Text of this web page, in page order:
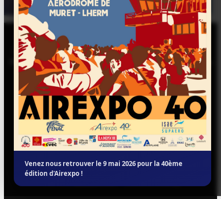
Venez nous retrouver le 9 mai 2026 pour la 40ème
édition d'Airexpo !
Créé en 1987 par deux étudiants de l’ENAC et de
l’ENSICA, le meeting aérien Airexpo revient pour sa
40ème édition début mai 2026 !